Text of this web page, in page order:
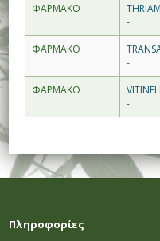
ΦΑΡΜΑΚΟ
-
ΦΑΡΜΑΚΟ
-
ΦΑΡΜΑΚΟ
-
Πληροφορίες